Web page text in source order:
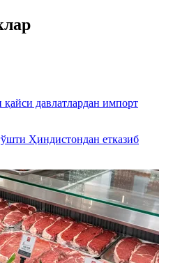
давлатлардан импорт
Ҳиндистондан етказиб